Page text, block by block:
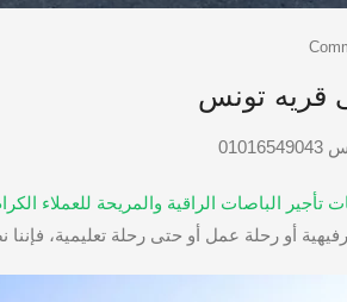
قريه تونس
الباصات الراقية والمريحة للعملاء
أو رحلة عمل أو حتى رحلة تعليمية،